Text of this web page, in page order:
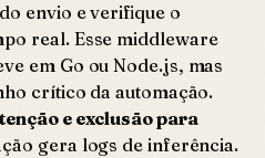
envio e verifique o
real. Esse middleware
em Go ou Node.js, mas
crítico da automação.
e exclusão para
gera logs de inferência.